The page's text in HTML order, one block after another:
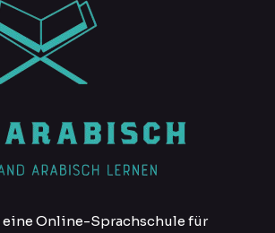
eine Online-Sprachschule für